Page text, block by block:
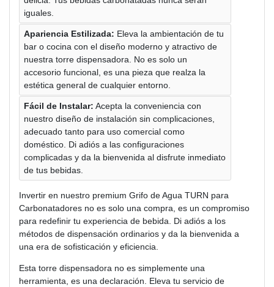
iguales.
Apariencia Estilizada: Eleva la ambientación de tu
bar o cocina con el diseño moderno y atractivo de
nuestra torre dispensadora. No es solo un
accesorio funcional, es una pieza que realza la
estética general de cualquier entorno.
Fácil de Instalar: Acepta la conveniencia con
nuestro diseño de instalación sin complicaciones,
adecuado tanto para uso comercial como
doméstico. Di adiós a las configuraciones
complicadas y da la bienvenida al disfrute inmediato
de tus bebidas.
Invertir en nuestro premium Grifo de Agua TURN para
Carbonatadores no es solo una compra, es un compromiso
para redefinir tu experiencia de bebida. Di adiós a los
métodos de dispensación ordinarios y da la bienvenida a
una era de sofisticación y eficiencia.
Esta torre dispensadora no es simplemente una
herramienta, es una declaración. Eleva tu servicio de